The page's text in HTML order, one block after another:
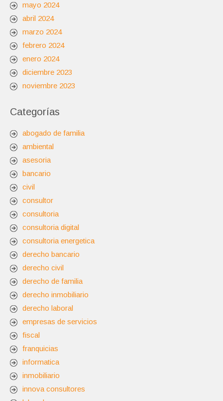
mayo 2024
abril 2024
marzo 2024
febrero 2024
enero 2024
diciembre 2023
noviembre 2023
Categorías
abogado de familia
ambiental
asesoria
bancario
civil
consultor
consultoria
consultoria digital
consultoria energetica
derecho bancario
derecho civil
derecho de familia
derecho inmobiliario
derecho laboral
empresas de servicios
fiscal
franquicias
informatica
inmobiliario
innova consultores